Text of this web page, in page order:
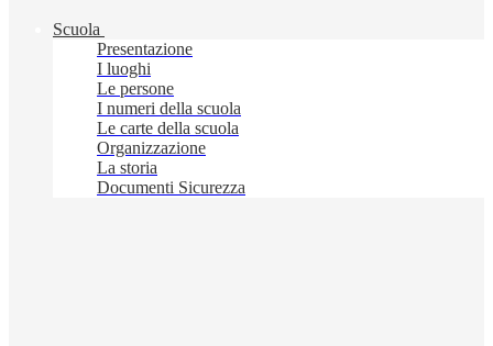
Scuola
Presentazione
I luoghi
Le persone
I numeri della scuola
Le carte della scuola
Organizzazione
La storia
Documenti Sicurezza